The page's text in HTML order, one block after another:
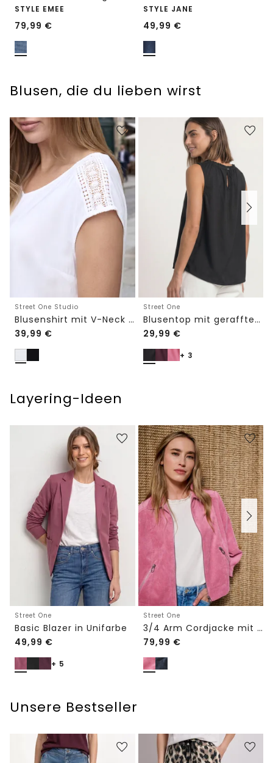
STYLE EMEE
79,99 €
STYLE JANE
49,99 €
Blusen, die du lieben wirst
Street One Studio
Blusenshirt mit V-Neck und Spitze
39,99 €
Street One
Blusentop mit gerafftem Rundhals
29,99 €
+ 3
Layering-Ideen
Street One
Basic Blazer in Unifarbe
49,99 €
+ 5
Street One
3/4 Arm Cordjacke mit Hemdkragen
79,99 €
Unsere Bestseller